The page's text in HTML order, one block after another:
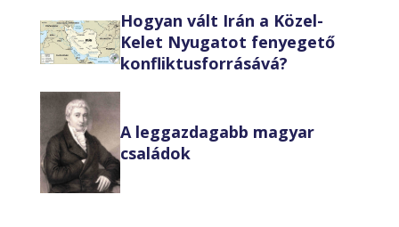
Hogyan vált Irán a Közel-
Kelet Nyugatot fenyegető
konfliktusforrásává?
A leggazdagabb magyar
családok